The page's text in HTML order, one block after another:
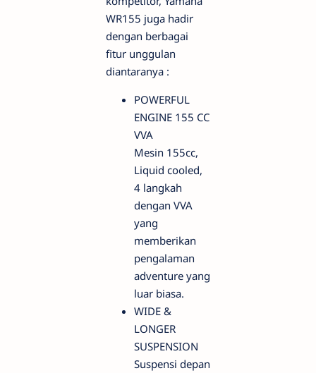
WR155 juga hadir
dengan berbagai
fitur unggulan
diantaranya :
POWERFUL
ENGINE 155 CC
VVA
Mesin 155cc,
Liquid cooled,
4 langkah
dengan VVA
yang
memberikan
pengalaman
adventure yang
luar biasa.
WIDE &
LONGER
SUSPENSION
Suspensi depan